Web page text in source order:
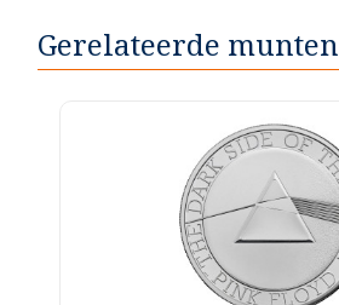
Gerelateerde munten